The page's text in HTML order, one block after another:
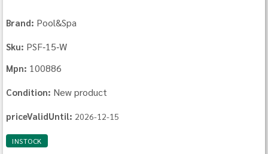
Brand: Pool&Spa
Sku: PSF‐15‐W
Mpn: 100886
Condition: New product
priceValidUntil: 2026-12-15
INSTOCK